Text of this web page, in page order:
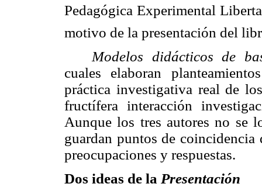
Pedagógica Experimental
motivo de la presentación del
Modelos didácticos de
cuales elaboran
práctica investigativa real de
fructífera interacción
Aunque los tres autores no se
guardan puntos de coincidencia
preocupaciones y respuestas.
Dos ideas de la Presentación